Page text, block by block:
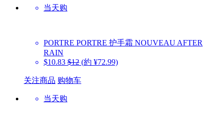
当天购
PORTRE PORTRE 护手霜 NOUVEAU AFTER
RAIN
$10.83 $12 (約 ¥72.99)
关注商品 购物车
当天购